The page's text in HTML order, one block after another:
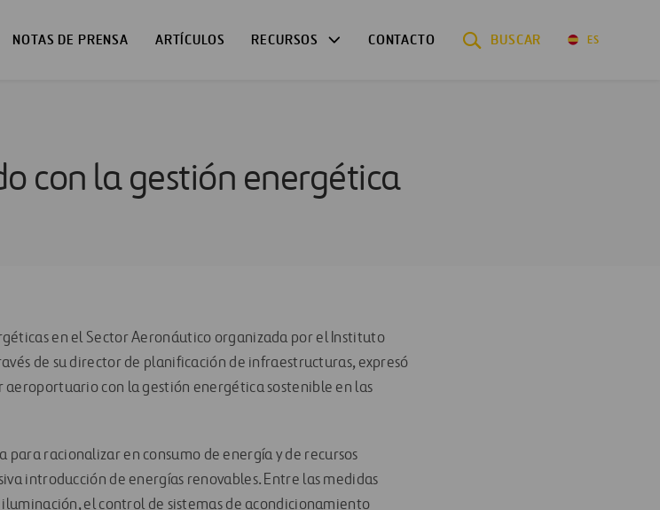
NOTAS DE PRENSA ARTÍCULOS RECURSOS CONTACTO BUSCAR ES
con la gestión energética
en el Sector Aeronáutico organizada por el Instituto
de su director de planificación de infraestructuras, expresó
con la gestión energética sostenible en las
racionalizar en consumo de energía y de recursos
introducción de energías renovables. Entre las medidas
el control de sistemas de acondicionamiento